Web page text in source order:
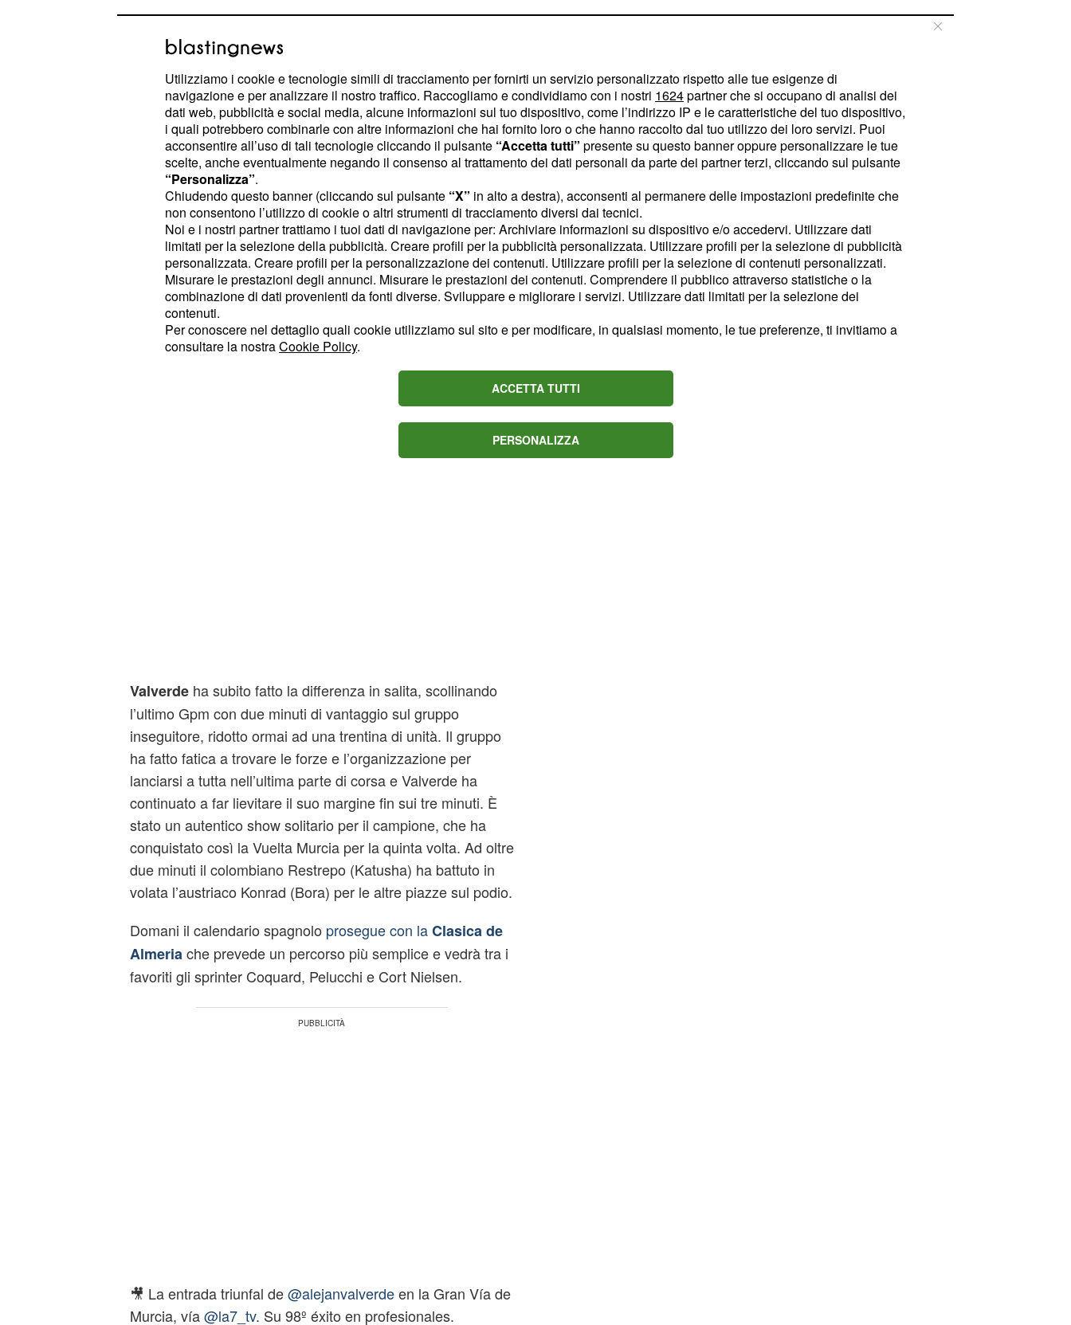
Alejandro Valverdeè conosciuto soprattutto come un
attendista, un corridore che sa nascondersi e poi uscire nel
momento più opportuno a poche pedalate dal traguardo.
Negli ultimi anni però sono state sempre di più le occasioni
in cui è uscito dal solco dell’attendismo e in cui ha regalato
degli autentici show. Alla lista delle perle del campione della
Movistarsi iscrive da oggi anche questa edizione della
Vuelta Murcia. Il percorso prevedeva una fase centrale
montagnosa, con la salita classica di Collado Bermejo,
un’altra salitella di terza categoria, e poi una quarantina di
km quasi interamente pianeggianti per raggiungere il
traguardo. Valverde è partito all’offensiva sul Collado
Bermejo, a 60 km dall’arrivo, dopo che le fasi iniziali della
corsa erano state scandite da una fuga di Huffman, Bewley
Valverdeha subito fatto la differenza in salita, scollinando
l’ultimo Gpm con due minuti di vantaggio sul gruppo
inseguitore, ridotto ormai ad una trentina di unità. Il gruppo
ha fatto fatica a trovare le forze e l’organizzazione per
lanciarsi a tutta nell’ultima parte di corsa e Valverde ha
continuato a far lievitare il suo margine fin sui tre minuti. È
stato un autentico show solitario per il campione, che ha
conquistato così la Vuelta Murcia per la quinta volta. Ad oltre
due minuti il colombiano Restrepo (Katusha) ha battuto in
volata l’austriaco Konrad (Bora) per le altre piazze sul podio.
Domani il calendario spagnolo prosegue con laClasica de
Almeria che prevede un percorso più semplice e vedrà tra i
favoriti gli sprinter Coquard, Pelucchi e Cort Nielsen.
🎥 La entrada triunfal de@alejanvalverdeen la Gran Vía de
Murcia, vía@la7_tv. Su 98º éxito en profesionales.
Utilizziamo i cookie e tecnologie simili di tracciamento per fornirti un servizio personalizzato rispetto alle tue esigenze di
navigazione e per analizzare il nostro traffico. Raccogliamo e condividiamo con i nostri 1624partner che si occupano di analisi dei
dati web, pubblicità e social media, alcune informazioni sul tuo dispositivo, come l’indirizzo IP e le caratteristiche del tuo dispositivo,
i quali potrebbero combinarle con altre informazioni che hai fornito loro o che hanno raccolto dal tuo utilizzo dei loro servizi. Puoi
acconsentire all’uso di tali tecnologie cliccando il pulsante “Accetta tutti” presente su questo banner oppure personalizzare le tue
scelte, anche eventualmente negando il consenso al trattamento dei dati personali da parte dei partner terzi, cliccando sul pulsante
“Personalizza”.
Chiudendo questo banner (cliccando sul pulsante “X” in alto a destra), acconsenti al permanere delle impostazioni predefinite che
non consentono l’utilizzo di cookie o altri strumenti di tracciamento diversi dai tecnici.
Noi e i nostri partner trattiamo i tuoi dati di navigazione per: Archiviare informazioni su dispositivo e/o accedervi. Utilizzare dati
limitati per la selezione della pubblicità. Creare profili per la pubblicità personalizzata. Utilizzare profili per la selezione di pubblicità
personalizzata. Creare profili per la personalizzazione dei contenuti. Utilizzare profili per la selezione di contenuti personalizzati.
Misurare le prestazioni degli annunci. Misurare le prestazioni dei contenuti. Comprendere il pubblico attraverso statistiche o la
combinazione di dati provenienti da fonti diverse. Sviluppare e migliorare i servizi. Utilizzare dati limitati per la selezione dei
contenuti.
Per conoscere nel dettaglio quali cookie utilizziamo sul sito e per modificare, in qualsiasi momento, le tue preferenze, ti invitiamo a
consultare la nostraCookie Policy.
ACCETTA TUTTI
PERSONALIZZA